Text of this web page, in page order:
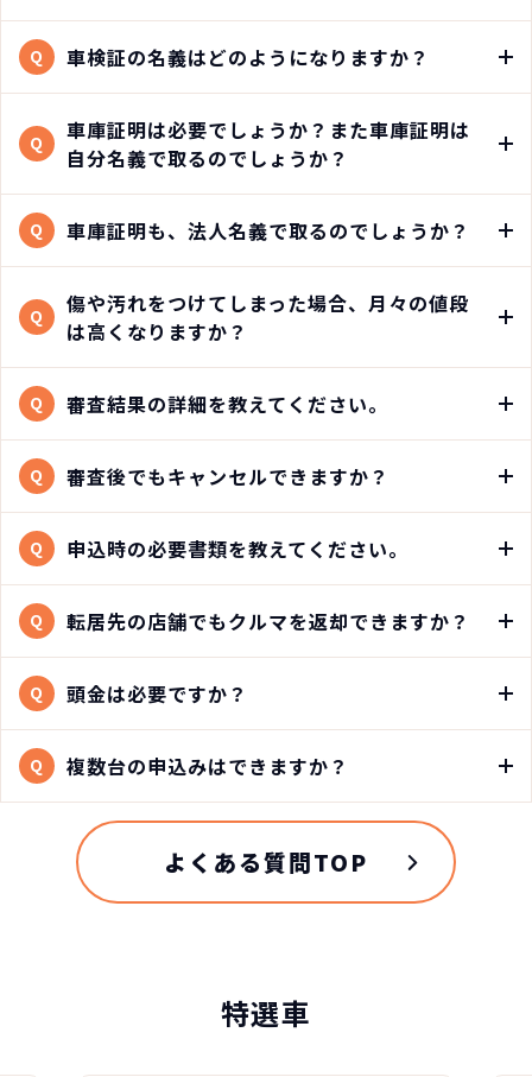
Q 車検証の名義はどのようになりますか？
Q
車庫証明は必要でしょうか？また車庫証明は
自分名義で取るのでしょうか？
Q 車庫証明も、法人名義で取るのでしょうか？
Q
傷や汚れをつけてしまった場合、月々の値段
は高くなりますか？
Q 審査結果の詳細を教えてください。
Q 審査後でもキャンセルできますか？
Q 申込時の必要書類を教えてください。
Q 転居先の店舗でもクルマを返却できますか？
Q 頭金は必要ですか？
Q 複数台の申込みはできますか？
よくある質問TOP
特選車